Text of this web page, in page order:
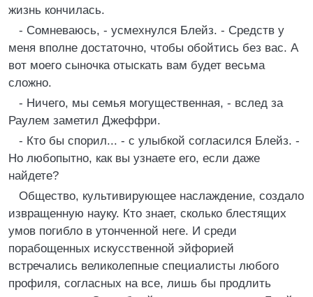
жизнь кончилась.
- Сомневаюсь, - усмехнулся Блейз. - Средств у
меня вполне достаточно, чтобы обойтись без вас. А
вот моего сыночка отыскать вам будет весьма
сложно.
- Ничего, мы семья могущественная, - вслед за
Раулем заметил Джеффри.
- Кто бы спорил... - с улыбкой согласился Блейз. -
Но любопытно, как вы узнаете его, если даже
найдете?
Общество, культивирующее наслаждение, создало
извращенную науку. Кто знает, сколько блестящих
умов погибло в утонченной неге. И среди
порабощенных искусственной эйфорией
встречались великолепные специалисты любого
профиля, согласных на все, лишь бы продлить